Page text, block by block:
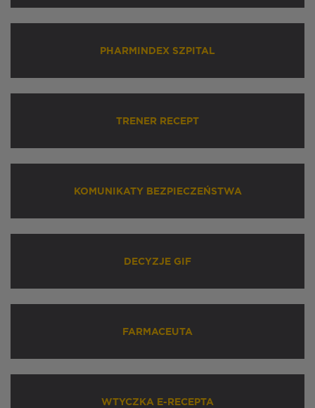
PHARMINDEX SZPITAL
TRENER RECEPT
KOMUNIKATY BEZPIECZEŃSTWA
DECYZJE GIF
FARMACEUTA
WTYCZKA E-RECEPTA